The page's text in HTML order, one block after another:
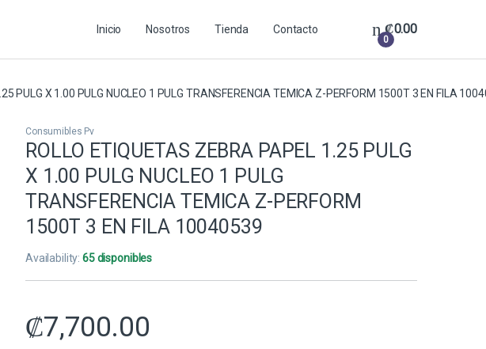
Inicio Nosotros Tienda Contacto
0
₡0.00
PULG X 1.00 PULG NUCLEO 1 PULG TRANSFERENCIA TEMICA Z-PERFORM 1500T 3 EN FILA
Consumibles Pv
ROLLO ETIQUETAS ZEBRA PAPEL 1.25 PULG
X 1.00 PULG NUCLEO 1 PULG
TRANSFERENCIA TEMICA Z-PERFORM
1500T 3 EN FILA 10040539
Availability:65 disponibles
₡7,700.00